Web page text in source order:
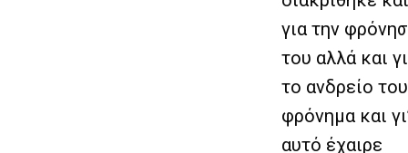
για την
του αλλά και
το ανδρείο του
φρόνημα και
αυτό έχαιρε